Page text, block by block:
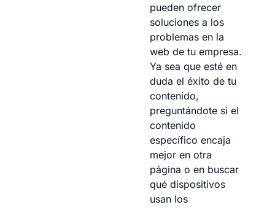
pueden ofrecer
soluciones a los
problemas en la
web de tu empresa.
Ya sea que esté en
duda el éxito de tu
contenido,
preguntándote si el
contenido
específico encaja
mejor en otra
página o en buscar
qué dispositivos
usan los